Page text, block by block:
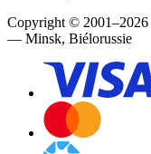
Copyright © 2001–2026
— Minsk, Biélorussie